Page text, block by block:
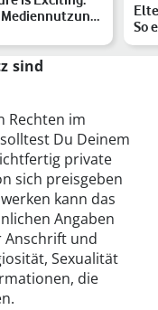
So
sind
Rechten im
Du Deinem
private
sich preisgeben
kann das
Angaben
Anschrift und
Sexualität
die